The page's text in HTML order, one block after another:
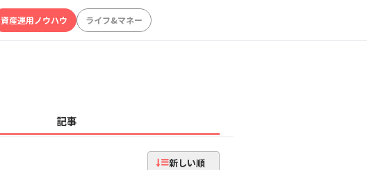
資産運用ノウハウ ライフ&マネー
記事
新しい順